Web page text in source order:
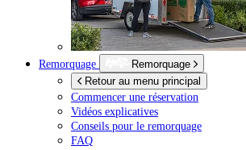
Remorquage
Remorquage
Retour au menu principal
Commencer une réservation
Vidéos explicatives
Conseils pour le remorquage
FAQ